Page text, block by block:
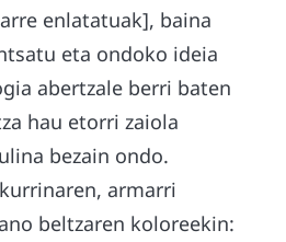
enlatatuak], baina
eta ondoko ideia
abertzale berri baten
hau etorri zaiola
bezain ondo.
armarri
beltzaren koloreekin: